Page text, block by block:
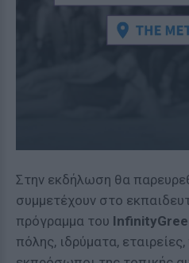
Στην εκδήλωση θα
συμμετέχουν στο
πρόγραμμα του
πόλης, ιδρύματα,